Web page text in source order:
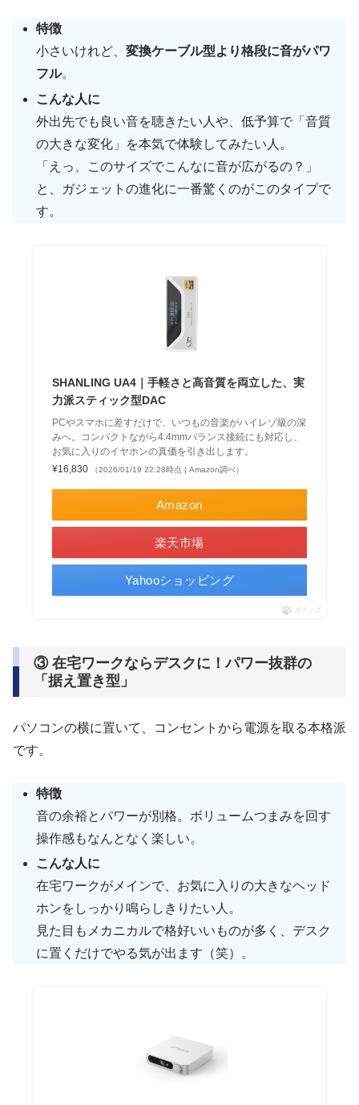
特徴
小さいけれど、変換ケーブル型より格段に音がパワ
フル。
こんな人に
外出先でも良い音を聴きたい人や、低予算で「音質
の大きな変化」を本気で体験してみたい人。
「えっ、このサイズでこんなに音が広がるの？」
と、ガジェットの進化に一番驚くのがこのタイプで
す。
SHANLING UA4｜手軽さと高音質を両立した、実
力派スティック型DAC
PCやスマホに差すだけで、いつもの音楽がハイレゾ級の深
みへ。コンパクトながら4.4mmバランス接続にも対応し、
お気に入りのイヤホンの真価を引き出します。
¥16,830
（2026/01/19 22:28時点 | Amazon調べ）
Amazon
楽天市場
Yahooショッピング
ポチップ
③ 在宅ワークならデスクに！パワー抜群の
「据え置き型」
パソコンの横に置いて、コンセントから電源を取る本格派
です。
特徴
音の余裕とパワーが別格。ボリュームつまみを回す
操作感もなんとなく楽しい。
こんな人に
在宅ワークがメインで、お気に入りの大きなヘッド
ホンをしっかり鳴らしきりたい人。
見た目もメカニカルで格好いいものが多く、デスク
に置くだけでやる気が出ます（笑）。